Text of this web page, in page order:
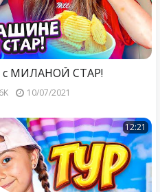
с МИЛАНОЙ СТАР!
10/07/2021
12:21